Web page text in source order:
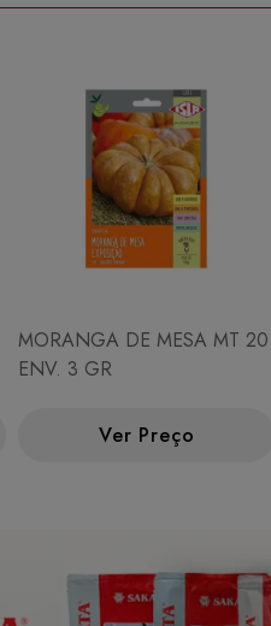
MORANGA DE MESA MT 20
ENV. 3 GR
Ver Preço